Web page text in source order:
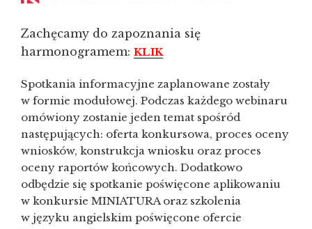
Zachęcamy do zapoznania się
harmonogramem: KLIK
Spotkania informacyjne zaplanowane zostały
w formie modułowej. Podczas każdego webinaru
omówiony zostanie jeden temat spośród
następujących: oferta konkursowa, proces oceny
wniosków, konstrukcja wniosku oraz proces
oceny raportów końcowych. Dodatkowo
odbędzie się spotkanie poświęcone aplikowaniu
w konkursie MINIATURA oraz szkolenia
w języku angielskim poświęcone ofercie